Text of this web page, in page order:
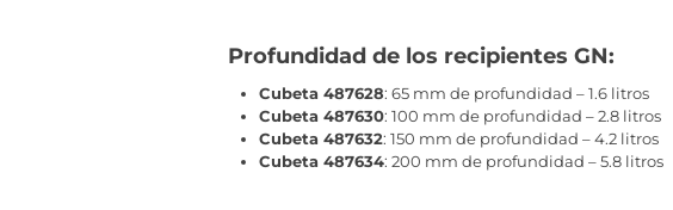
Profundidad de los recipientes GN:
Cubeta 487628: 65 mm de profundidad – 1.6 litros
Cubeta 487630: 100 mm de profundidad – 2.8 litros
Cubeta 487632: 150 mm de profundidad – 4.2 litros
Cubeta 487634: 200 mm de profundidad – 5.8 litros